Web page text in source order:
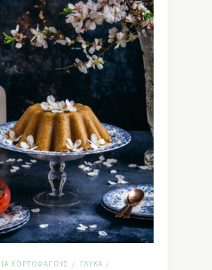
ΧΟΡΤΟΦΆΓΟΥΣ / ΓΛΥΚΆ /